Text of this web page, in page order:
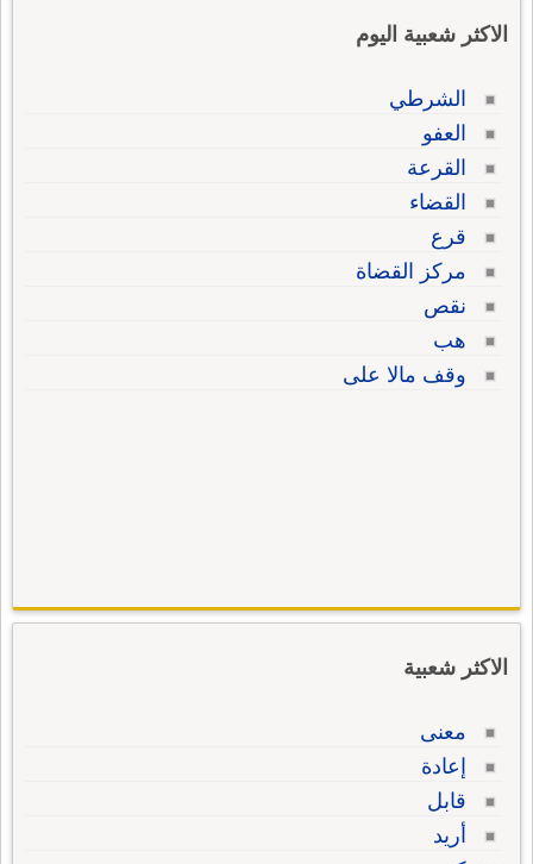
الاكثر شعبية اليوم
الشرطي
العفو
القرعة
القضاء
قرع
مركز القضاة
نقص
هب
وقف مالا على
الاكثر شعبية
معنى
إعادة
قابل
أريد